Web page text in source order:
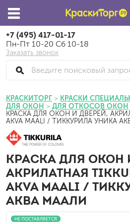
+7 (495) 417-01-17
Пн-Пт 10-20 Сб 10-18
Заказать звонок
КРАСКИТОРГ
КРАСКИ
ДЛЯ ОКОН
ДЛЯ ОТКОСОВ ОКОН
КРАСКА ДЛЯ ОКОН И ДВЕРЕЙ,
AKVA MAALI / ТИККУРИЛА УНИКА
КРАСКА ДЛЯ ОКОН
АКРИЛАТНАЯ
AKVA MAALI /
АКВА МААЛИ
НЕ ПОСТАВЛЯЕТСЯ